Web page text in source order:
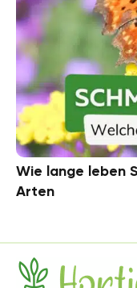
Wie lange leben
Arten